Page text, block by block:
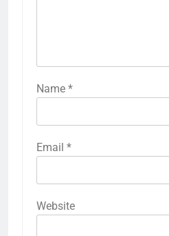
Name *
Email *
Website